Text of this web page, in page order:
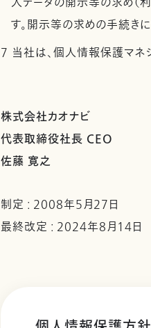
す。開示等の求めの手続きに
7 当社は、個人情報保護マネ
株式会社カオナビ
代表取締役社長 CEO
佐藤 寛之
制定 : 2008年5月27日
最終改定 : 2024年8月14日